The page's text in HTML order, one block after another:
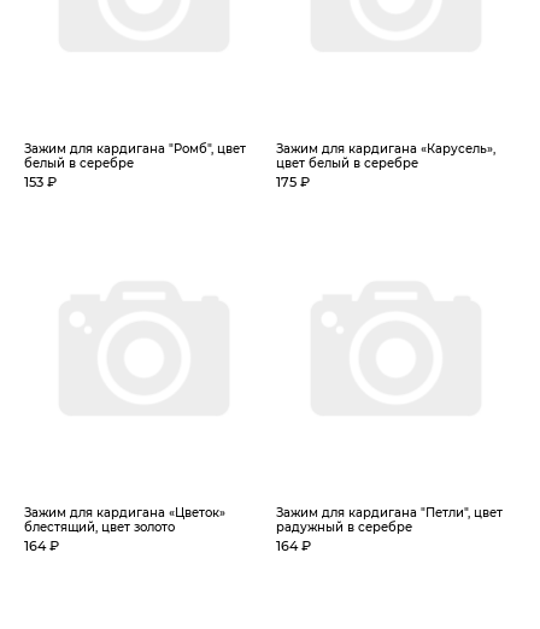
Зажим для кардигана "Ромб", цвет
белый в серебре
153 ₽
Зажим для кардигана «Карусель»,
цвет белый в серебре
175 ₽
Зажим для кардигана «Цветок»
блестящий, цвет золото
164 ₽
Зажим для кардигана "Петли", цвет
радужный в серебре
164 ₽